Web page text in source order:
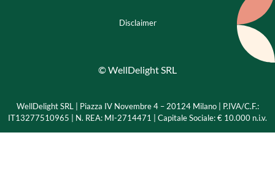
Disclaimer
© WellDelight SRL
WellDelight SRL | Piazza IV Novembre 4 – 20124 Milano | P.IVA/C.F.:
IT13277510965 | N. REA: MI-2714471 | Capitale Sociale: € 10.000 n.i.v.